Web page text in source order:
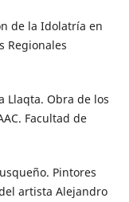
de la Idolatría en
Regionales
Llaqta. Obra de los
Facultad de
Pintores
artista Alejandro